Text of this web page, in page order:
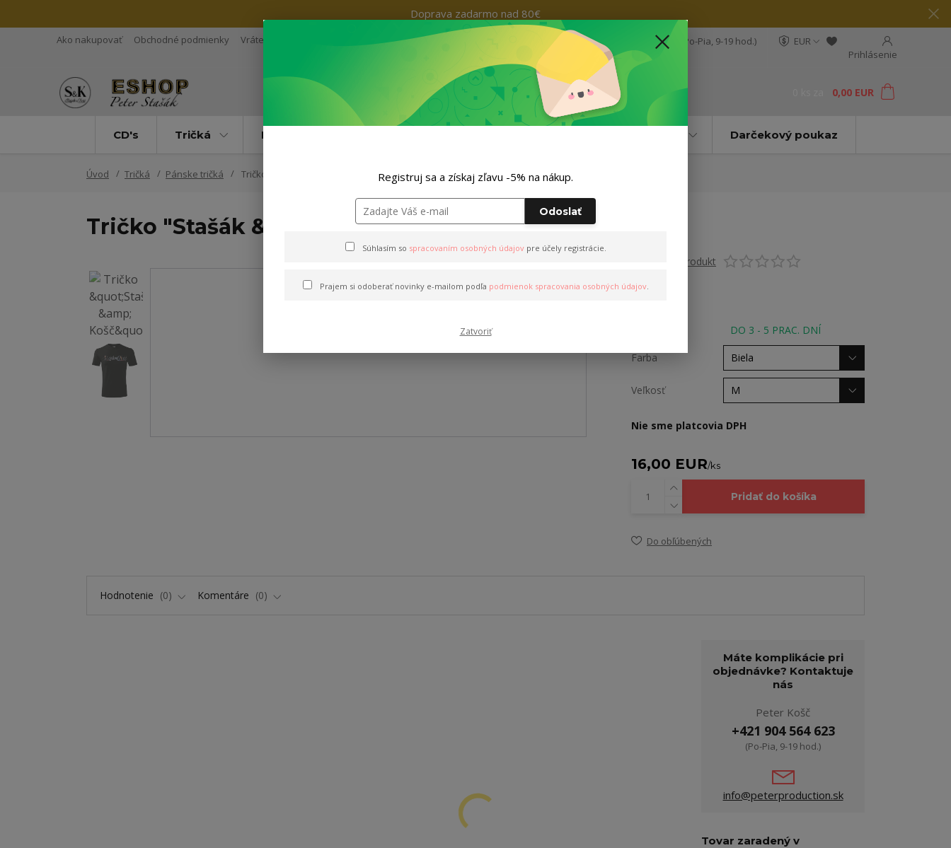
Doprava zadarmo nad 80€
Ako nakupovať Obchodné podmienky Vrátenie tovaru
EUR
Prihlásenie
Hľadať
+421 904 564 623 (Po-Pia, 9-19 hod.)
0,00 EUR
CD's Tričká Mikiny Darčekový poukaz
Úvod Tričká Pánske tričká Tričko "Stašák & Košč"
Tričko "Stašák & Košč"
Ohodnotiť produkt
DO 3 - 5 PRAC. DNÍ
Farba
Veľkosť
Nie sme platcovia DPH
16,00 EUR/ks
Pridať do košíka
Do obľúbených
Hodnotenie 0 Komentáre 0
Máte komplikácie pri
objednávke? Kontaktuje
nás
Peter Košč
+421 904 564 623
(Po-Pia, 9-19 hod.)
info@peterproduction.sk
Tovar zaradený v
Registruj sa a získaj zľavu -5% na nákup.
Odoslať
Súhlasím so spracovaním osobných údajovpre účely registrácie.
Prajem si odoberať novinky e-mailom podľa podmienok spracovania osobných údajov.
Zatvoriť